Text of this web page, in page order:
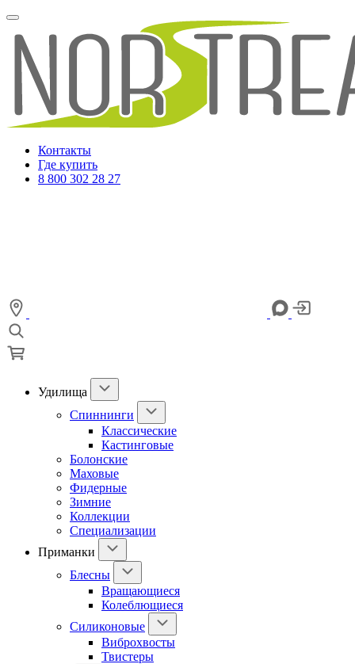
Контакты
Где купить
8 800 302 28 27
Удилища
Спиннинги
Классические
Кастинговые
Болонские
Маховые
Фидерные
Зимние
Коллекции
Специализации
Приманки
Блесны
Вращающиеся
Колеблющиеся
Силиконовые
Виброхвосты
Твистеры